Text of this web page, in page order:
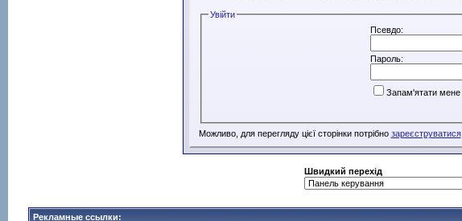
Увійти
Псевдо:
Пароль:
Запам'ятати мене
Можливо, для перегляду цієї сторінки потрібно зареєструватися.
Швидкий перехід
Рекламные ссылки: